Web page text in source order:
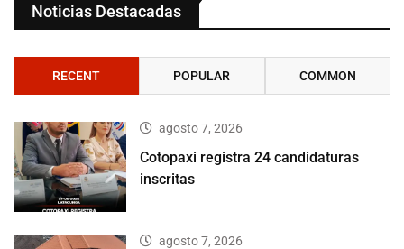
Noticias Destacadas
RECENT POPULAR COMMON
agosto 7, 2026
Cotopaxi registra 24 candidaturas
inscritas
agosto 7, 2026